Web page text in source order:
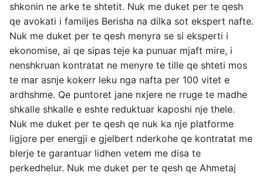
shkonin ne arke te shtetit. Nuk me duket per te qesh
qe avokati i familjes Berisha na dilka sot ekspert nafte.
Nuk me duket per te qesh menyra se si eksperti i
ekonomise, ai qe sipas teje ka punuar mjaft mire, i
nenshkruan kontratat ne menyre te tille qe shteti mos
te mar asnje kokerr leku nga nafta per 100 vitet e
ardhshme. Qe puntoret jane nxjere ne rruge te madhe
shkalle shkalle e eshte reduktuar kaposhi nje thele.
Nuk me duket per te qesh qe nuk ka nje platforme
ligjore per energji e gjelbert nderkohe qe kontratat me
blerje te garantuar lidhen vetem me disa te
perkedhelur. Nuk me duket per te qesh qe Ahmetaj